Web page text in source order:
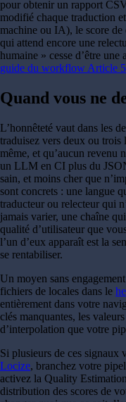
pour obtenir un rapport
modifié chaque traduction
machine ou IA), le score
qui attend encore une
humaine » cesse d’être
guide du workflow Article
Quand vous ne
L’honnêteté vaut dans les
traduisez vers deux ou
même, et qu’aucun revenu
un LLM en CI plus du
sain, et moins cher que
sont concrets : une langue
traducteur ou relecteur qui
jamais varier, une chaîne
qualité d’utilisateur que
l’un d’eux apparaît est la
se rentabiliser.
Un moyen sans
fichiers de locales dans le
entièrement dans votre
clés manquantes, les
d’interpolation que votre
Si plusieurs de ces signaux
Locize, branchez votre
activez la Quality
distribution des scores de